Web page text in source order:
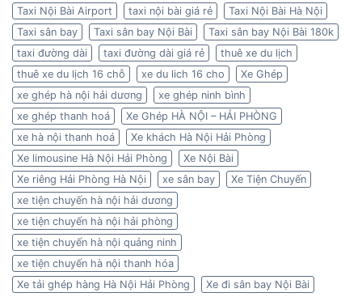
Taxi Nội Bài Airport
taxi nội bài giá rẻ
Taxi Nội Bài Hà Nội
Taxi sân bay
Taxi sân bay Nội Bài
Taxi sân bay Nội Bài 180k
taxi đường dài
taxi đường dài giá rẻ
thuê xe du lịch
thuê xe du lịch 16 chỗ
xe du lich 16 cho
Xe Ghép
xe ghép hà nội hải dương
xe ghép ninh bình
xe ghép thanh hoá
Xe Ghép HÀ NỘI – HẢI PHÒNG
xe hà nội thanh hoá
Xe khách Hà Nội Hải Phòng
Xe limousine Hà Nội Hải Phòng
Xe Nội Bài
Xe riêng Hải Phòng Hà Nội
xe sân bay
Xe Tiện Chuyến
xe tiện chuyến hà nội hải dương
xe tiện chuyến hà nội hải phòng
xe tiện chuyến hà nội quảng ninh
xe tiện chuyến hà nội thanh hóa
Xe tải ghép hàng Hà Nội Hải Phòng
Xe đi sân bay Nội Bài